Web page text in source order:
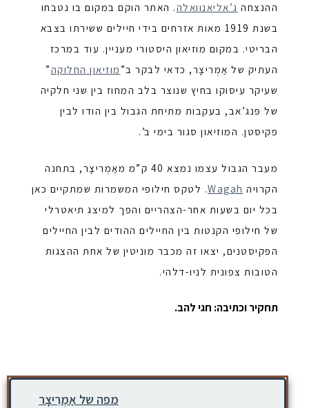
ההנצחה ג’אליאנוואלה. האתר הוקם במקום בו נטבחו
בשנת 1919 מאות אזרחים בידי חיילים ששירתו בצבא
הבריטי. במקום מוזיאון היסטורי מעניין. עוד במרכז
העתיק של אַמְרִיצָר, כדאי לבקר ב” מוזיאון החלוקה”
שעיקר עיסוקו בחיץ שנוצר בלב המחוז בין שני חלקיה
של פּנג’אב, בעקבות מתיחת הגבול בין הודו לבין
פקיסטן. המוזיאון סגור בימי ב’.
מעבר הגבול עצמו נמצא 40 ק”מ מאַמְרִיצָר, בתחנה
הקרויה Wagah. לטקס חילופי המשמרות שמתקיים כאן
בכל יום בשעות אחר-הצהריים והפך למיצג תיאטרלי
של חילופי הקנטות בין החיילים ההודים לבין החיילים
הפּקיסטנים, יצאו זה מכבר מוניטין של אחת ההצגות
הטובות צפונית לניו-דלהי.
תחקיר וכתיבה: חגי להב.
מפה של אַמְרִיצָר